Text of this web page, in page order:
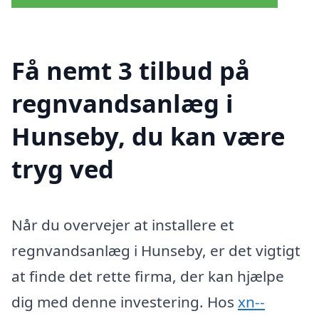
Få nemt 3 tilbud på
regnvandsanlæg i
Hunseby, du kan være
tryg ved
Når du overvejer at installere et
regnvandsanlæg i Hunseby, er det vigtigt
at finde det rette firma, der kan hjælpe
dig med denne investering. Hos xn--